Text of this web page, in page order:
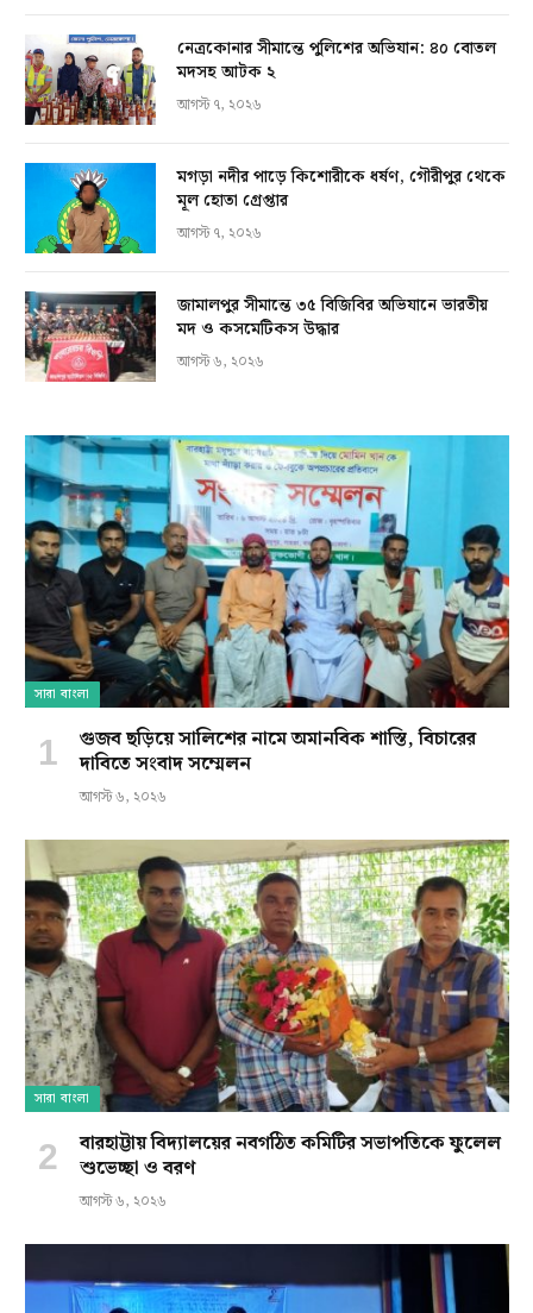
নেত্রকোনার সীমান্তে পুলিশের অভিযান: ৪০ বোতল
মদসহ আটক ২
আগস্ট ৭, ২০২৬
মগড়া নদীর পাড়ে কিশোরীকে ধর্ষণ, গৌরীপুর থেকে
মূল হোতা গ্রেপ্তার
আগস্ট ৭, ২০২৬
জামালপুর সীমান্তে ৩৫ বিজিবির অভিযানে ভারতীয়
মদ ও কসমেটিকস উদ্ধার
আগস্ট ৬, ২০২৬
সারা বাংলা
গুজব ছড়িয়ে সালিশের নামে অমানবিক শাস্তি, বিচারের
দাবিতে সংবাদ সম্মেলন
আগস্ট ৬, ২০২৬
সারা বাংলা
বারহাট্টায় বিদ্যালয়ের নবগঠিত কমিটির সভাপতিকে ফুলেল
শুভেচ্ছা ও বরণ
আগস্ট ৬, ২০২৬